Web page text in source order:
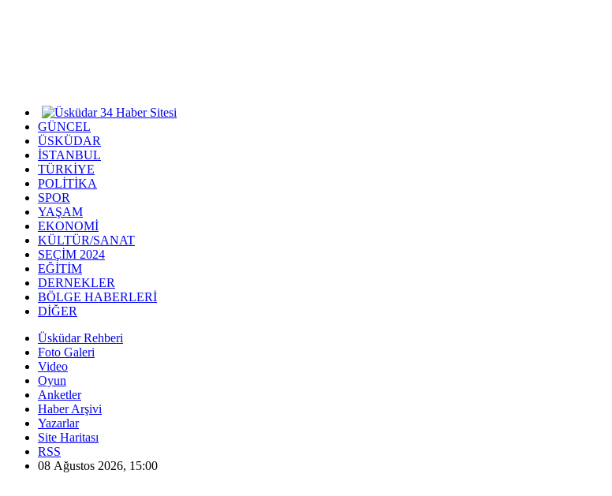
GÜNCEL
ÜSKÜDAR
İSTANBUL
TÜRKİYE
POLİTİKA
SPOR
YAŞAM
EKONOMİ
KÜLTÜR/SANAT
SEÇİM 2024
EĞİTİM
DERNEKLER
BÖLGE HABERLERİ
DİĞER
Üsküdar Rehberi
Foto Galeri
Video
Oyun
Anketler
Haber Arşivi
Yazarlar
Site Haritası
RSS
08 Ağustos 2026, 15:00